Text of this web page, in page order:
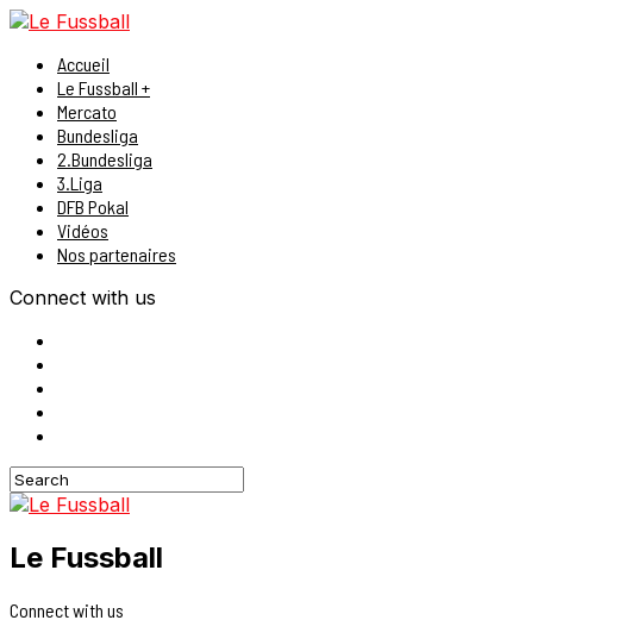
Accueil
Le Fussball +
Mercato
Bundesliga
2.Bundesliga
3.Liga
DFB Pokal
Vidéos
Nos partenaires
Connect with us
Le Fussball
Connect with us